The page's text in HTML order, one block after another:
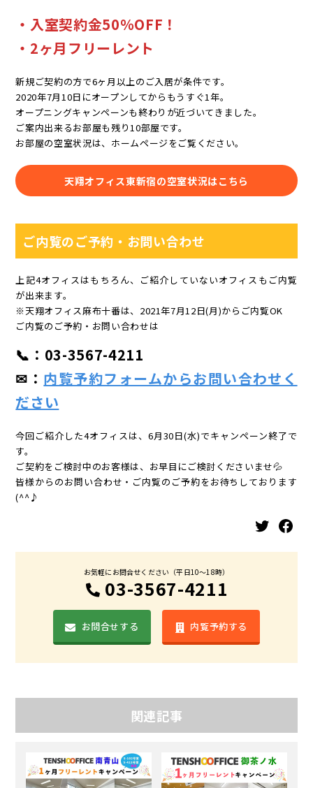
・入室契約金50％OFF！
・2ヶ月フリーレント
新規ご契約の方で6ヶ月以上のご入居が条件です。
2020年7月10日にオープンしてからもうすぐ1年。
オープニングキャンペーンも終わりが近づいてきました。
ご案内出来るお部屋も残り10部屋です。
お部屋の空室状況は、ホームページをご覧ください。
天翔オフィス東新宿の空室状況はこちら
ご内覧のご予約・お問い合わせ
上記4オフィスはもちろん、ご紹介していないオフィスもご内覧
が出来ます。
※天翔オフィス麻布十番は、2021年7月12日(月)からご内覧OK
ご内覧のご予約・お問い合わせは
📞：03-3567-4211
✉： 内覧予約フォームからお問い合わせく
ださい
今回ご紹介した4オフィスは、6月30日(水)でキャンペーン終了で
す。
ご契約をご検討中のお客様は、お早目にご検討くださいませ💦
皆様からのお問い合わせ・ご内覧のご予約をお待ちしております
(^^♪
Twitter Facebook
お気軽にお問合せください（平日10〜18時）
03-3567-4211
お問合せする 内覧予約する
関連記事